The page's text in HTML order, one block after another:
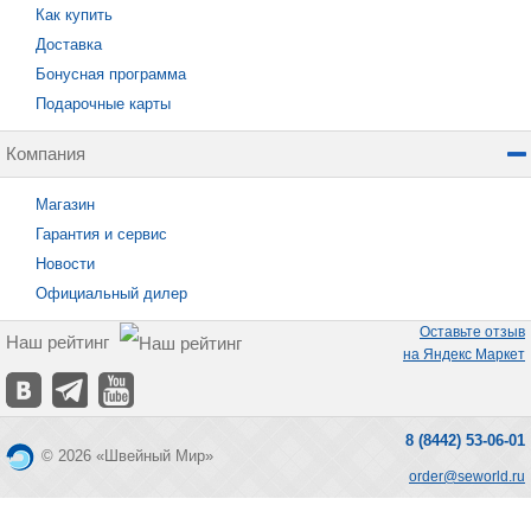
Как купить
Доставка
Бонусная программа
Подарочные карты
Компания
Магазин
Гарантия и сервис
Новости
Официальный дилер
Наш рейтинг
Оставьте отзыв
на Яндекс Маркет
© 2026 «Швейный Мир»
8 (8442) 53-06-01
order@seworld.ru